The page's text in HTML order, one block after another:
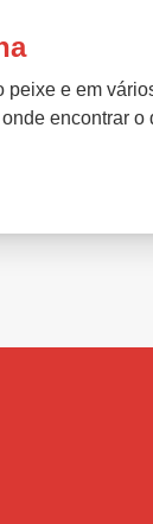
peixe e em
encontrar o